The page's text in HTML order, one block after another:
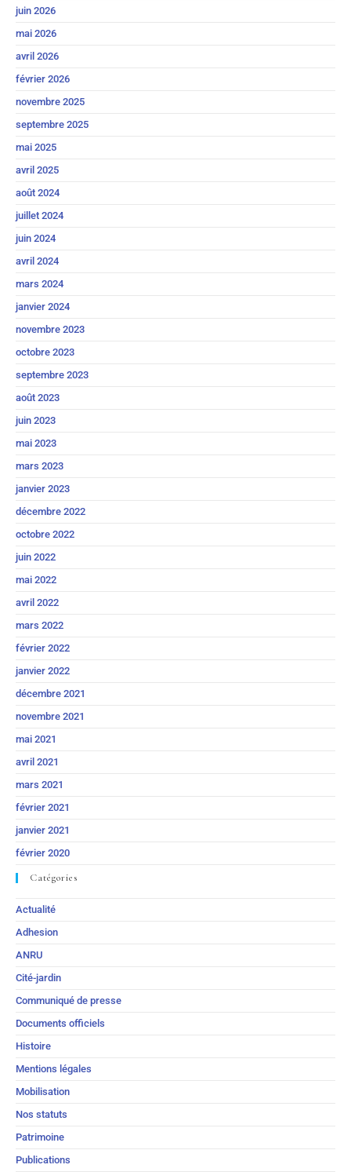
juin 2026
mai 2026
avril 2026
février 2026
novembre 2025
septembre 2025
mai 2025
avril 2025
août 2024
juillet 2024
juin 2024
avril 2024
mars 2024
janvier 2024
novembre 2023
octobre 2023
septembre 2023
août 2023
juin 2023
mai 2023
mars 2023
janvier 2023
décembre 2022
octobre 2022
juin 2022
mai 2022
avril 2022
mars 2022
février 2022
janvier 2022
décembre 2021
novembre 2021
mai 2021
avril 2021
mars 2021
février 2021
janvier 2021
février 2020
Catégories
Actualité
Adhesion
ANRU
Cité-jardin
Communiqué de presse
Documents officiels
Histoire
Mentions légales
Mobilisation
Nos statuts
Patrimoine
Publications